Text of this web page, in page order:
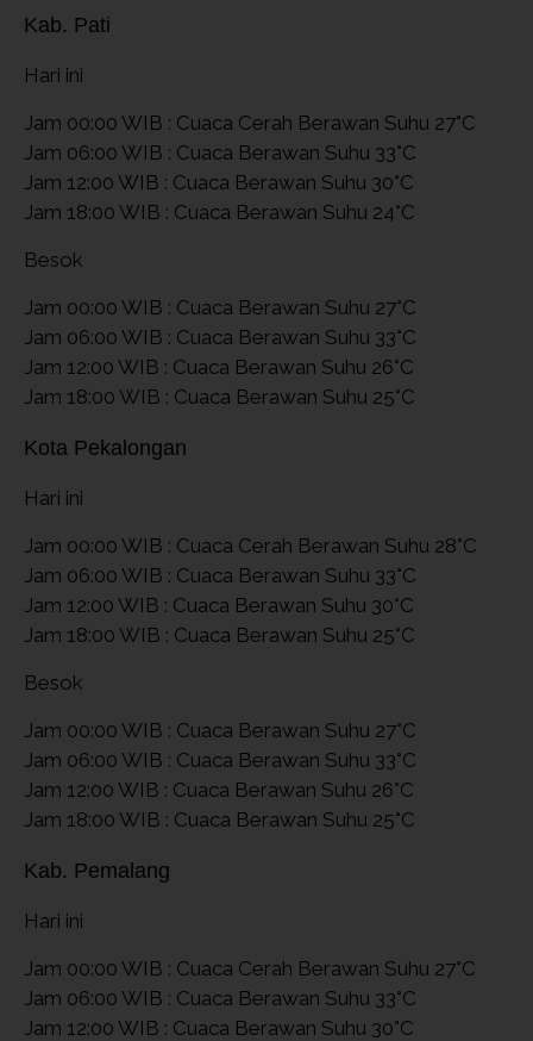
Kab. Pati
Hari ini
Jam 00:00 WIB : Cuaca Cerah Berawan Suhu 27°C
Jam 06:00 WIB : Cuaca Berawan Suhu 33°C
Jam 12:00 WIB : Cuaca Berawan Suhu 30°C
Jam 18:00 WIB : Cuaca Berawan Suhu 24°C
Besok
Jam 00:00 WIB : Cuaca Berawan Suhu 27°C
Jam 06:00 WIB : Cuaca Berawan Suhu 33°C
Jam 12:00 WIB : Cuaca Berawan Suhu 26°C
Jam 18:00 WIB : Cuaca Berawan Suhu 25°C
Kota Pekalongan
Hari ini
Jam 00:00 WIB : Cuaca Cerah Berawan Suhu 28°C
Jam 06:00 WIB : Cuaca Berawan Suhu 33°C
Jam 12:00 WIB : Cuaca Berawan Suhu 30°C
Jam 18:00 WIB : Cuaca Berawan Suhu 25°C
Besok
Jam 00:00 WIB : Cuaca Berawan Suhu 27°C
Jam 06:00 WIB : Cuaca Berawan Suhu 33°C
Jam 12:00 WIB : Cuaca Berawan Suhu 26°C
Jam 18:00 WIB : Cuaca Berawan Suhu 25°C
Kab. Pemalang
Hari ini
Jam 00:00 WIB : Cuaca Cerah Berawan Suhu 27°C
Jam 06:00 WIB : Cuaca Berawan Suhu 33°C
Jam 12:00 WIB : Cuaca Berawan Suhu 30°C